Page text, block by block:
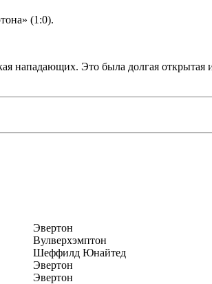
(1:0).
нападающих. Это была долгая
Эвертон
Вулверхэмптон
Шеффилд Юнайтед
Эвертон
Эвертон